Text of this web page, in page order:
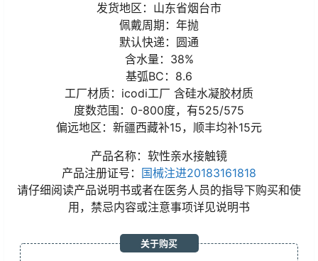
发货地区：山东省烟台市
佩戴周期：年抛
默认快递：圆通
含水量：38%
基弧BC：8.6
工厂材质：icodi工厂 含硅水凝胶材质
度数范围：0-800度，有525/575
偏远地区：新疆西藏补15，顺丰均补15元
产品名称：软性亲水接触镜
产品注册证号： 国械注进20183161818
请仔细阅读产品说明书或者在医务人员的指导下购买和使
用，禁忌内容或注意事项详见说明书
关于购买